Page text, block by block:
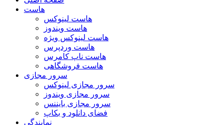
هاست
هاست لینوکس
هاست ویندوز
هاست لینوکس ویژه
هاست وردپرس
هاست ناپ کامرس
هاست فروشگاهی
سرور مجازی
سرور مجازی لینوکس
سرور مجازی ویندوز
سرور مجازی بایننس
فضای دانلود و بکاپ
نمایندگی